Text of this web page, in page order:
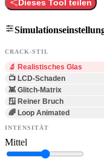
Dieses Tool teilen
CRACK-STIL
🔬 Realistisches Glas
📺 LCD-Schaden
👾 Glitch-Matrix
🪟 Reiner Bruch
🌈 Loop Animated
INTENSITÄT
Mittel